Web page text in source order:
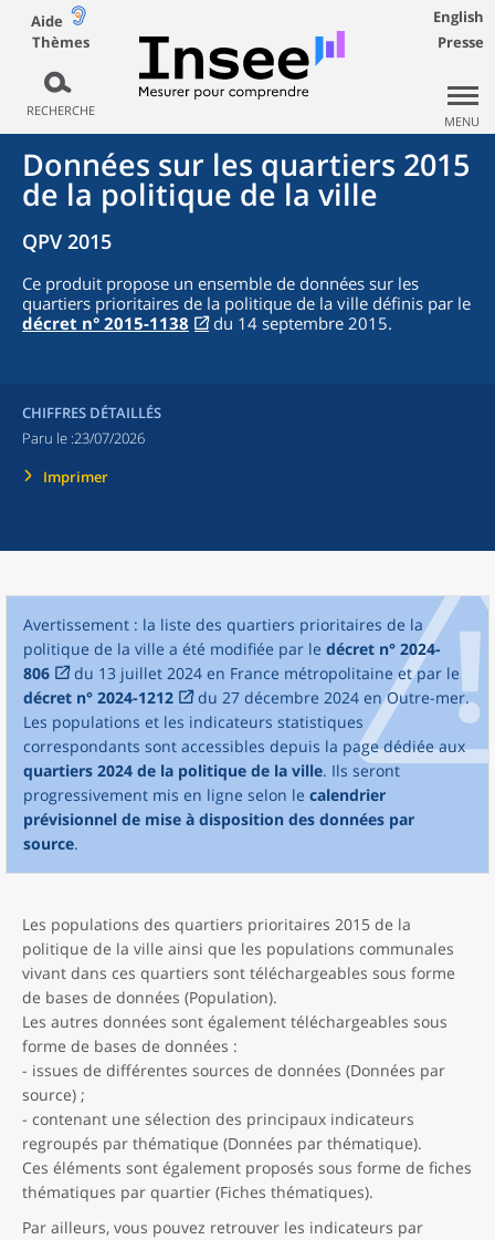
Aide
Thèmes
RECHERCHE
English
Presse
MENU
Données sur les quartiers 2015
de la politique de la ville
QPV 2015
Ce produit propose un ensemble de données sur les
quartiers prioritaires de la politique de la ville définis par le
décret n° 2015-1138
du 14 septembre 2015.
CHIFFRES DÉTAILLÉS
Paru le :23/07/2026
Imprimer
Avertissement : la liste des quartiers prioritaires de la
politique de la ville a été modifiée par le décret n° 2024-
806
du 13 juillet 2024 en France métropolitaine et par le
décret n° 2024-1212
du 27 décembre 2024 en Outre-mer.
Les populations et les indicateurs statistiques
correspondants sont accessibles depuis la page dédiée aux
quartiers 2024 de la politique de la ville. Ils seront
progressivement mis en ligne selon le calendrier
prévisionnel de mise à disposition des données par
source.
Les populations des quartiers prioritaires 2015 de la
politique de la ville ainsi que les populations communales
vivant dans ces quartiers sont téléchargeables sous forme
de bases de données (Population).
Les autres données sont également téléchargeables sous
forme de bases de données :
- issues de différentes sources de données (Données par
source) ;
- contenant une sélection des principaux indicateurs
regroupés par thématique (Données par thématique).
Ces éléments sont également proposés sous forme de fiches
thématiques par quartier (Fiches thématiques).
Par ailleurs, vous pouvez retrouver les indicateurs par